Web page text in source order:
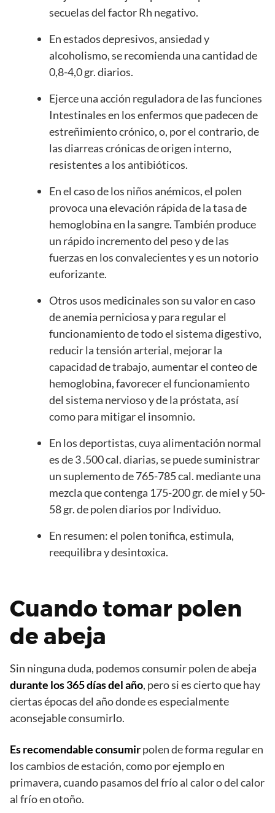
secuelas del factor Rh negativo.
En estados depresivos, ansiedad y
alcoholismo, se recomienda una cantidad de
0,8-4,0 gr. diarios.
Ejerce una acción reguladora de las funciones
Intestinales en los enfermos que padecen de
estreñimiento crónico, o, por el contrario, de
las diarreas crónicas de origen interno,
resistentes a los antibióticos.
En el caso de los niños anémicos, el polen
provoca una elevación rápida de la tasa de
hemoglobina en la sangre. También produce
un rápido incremento del peso y de las
fuerzas en los convalecientes y es un notorio
euforizante.
Otros usos medicinales son su valor en caso
de anemia perniciosa y para regular el
funcionamiento de todo el sistema digestivo,
reducir la tensión arterial, mejorar la
capacidad de trabajo, aumentar el conteo de
hemoglobina, favorecer el funcionamiento
del sistema nervioso y de la próstata, así
como para mitigar el insomnio.
En los deportistas, cuya alimentación normal
es de 3 .500 cal. diarias, se puede suministrar
un suplemento de 765-785 cal. mediante una
mezcla que contenga 175-200 gr. de miel y 50-
58 gr. de polen diarios por Individuo.
En resumen: el polen tonifica, estimula,
reequilibra y desintoxica.
Cuando tomar polen
de abeja
Sin ninguna duda, podemos consumir polen de abeja
durante los 365 días del año, pero si es cierto que hay
ciertas épocas del año donde es especialmente
aconsejable consumirlo.
Es recomendable consumirpolen de forma regular en
los cambios de estación, como por ejemplo en
primavera, cuando pasamos del frío al calor o del calor
al frío en otoño.